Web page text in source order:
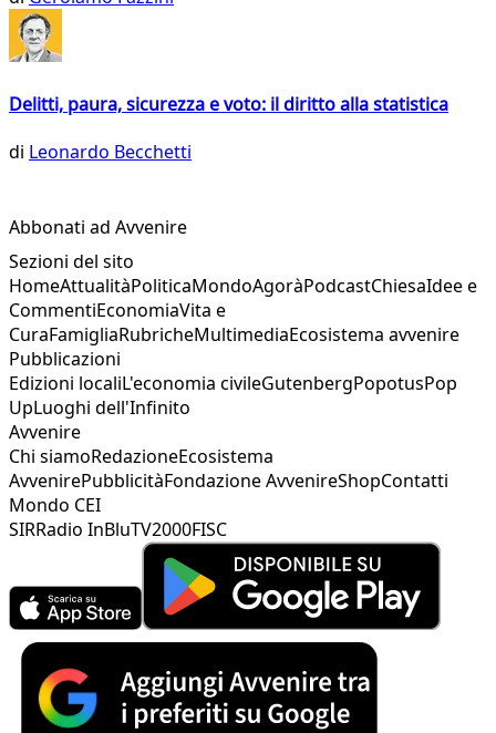
Delitti, paura, sicurezza e voto: il diritto alla statistica
di Leonardo Becchetti
Abbonati ad Avvenire
Sezioni del sito
HomeAttualitàPoliticaMondoAgoràPodcastChiesaIdee e
CommentiEconomiaVita e
CuraFamigliaRubricheMultimediaEcosistema avvenire
Pubblicazioni
Edizioni localiL'economia civileGutenbergPopotusPop
UpLuoghi dell'Infinito
Avvenire
Chi siamoRedazioneEcosistema
AvvenirePubblicitàFondazione AvvenireShopContatti
Mondo CEI
SIRRadio InBluTV2000FISC